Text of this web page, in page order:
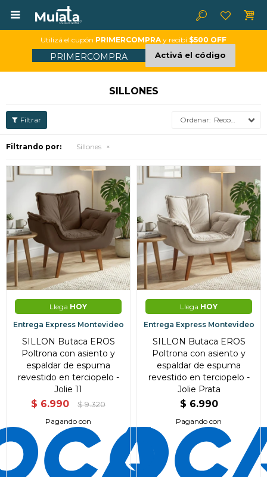

Utilizá el cupón PRIMERCOMPRA y recibí $500 OFF
PRIMERCOMPRA Activá el código
SILLONES
Recomendados
Filtrando por: Sillones
Llega HOY
Entrega Express Montevideo
SILLON Butaca EROS
Poltrona con asiento y
espaldar de espuma
revestido en terciopelo -
Jolie 11
$ 6.990 $ 9.320
Pagando con
Llega HOY
Entrega Express Montevideo
SILLON Butaca EROS
Poltrona con asiento y
espaldar de espuma
revestido en terciopelo -
Jolie Prata
$ 6.990
Pagando con